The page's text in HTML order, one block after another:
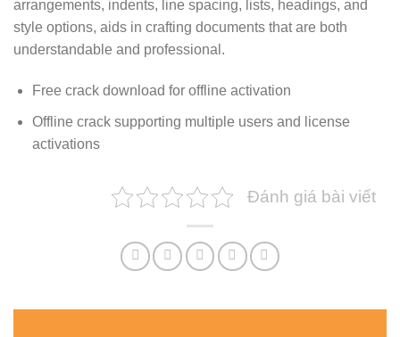
arrangements, indents, line spacing, lists, headings, and
style options, aids in crafting documents that are both
understandable and professional.
Free crack download for offline activation
Offline crack supporting multiple users and license
activations
Đánh giá bài viết